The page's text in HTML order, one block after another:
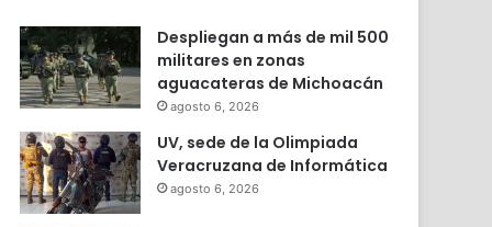
Despliegan a más de mil 500
militares en zonas
aguacateras de Michoacán
agosto 6, 2026
UV, sede de la Olimpiada
Veracruzana de Informática
agosto 6, 2026